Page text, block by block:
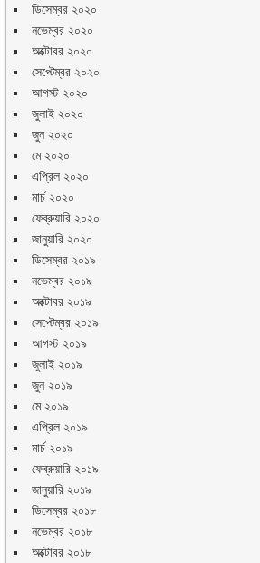
ডিসেম্বর ২০২০
নভেম্বর ২০২০
অক্টোবর ২০২০
সেপ্টেম্বর ২০২০
আগস্ট ২০২০
জুলাই ২০২০
জুন ২০২০
মে ২০২০
এপ্রিল ২০২০
মার্চ ২০২০
ফেব্রুয়ারি ২০২০
জানুয়ারি ২০২০
ডিসেম্বর ২০১৯
নভেম্বর ২০১৯
অক্টোবর ২০১৯
সেপ্টেম্বর ২০১৯
আগস্ট ২০১৯
জুলাই ২০১৯
জুন ২০১৯
মে ২০১৯
এপ্রিল ২০১৯
মার্চ ২০১৯
ফেব্রুয়ারি ২০১৯
জানুয়ারি ২০১৯
ডিসেম্বর ২০১৮
নভেম্বর ২০১৮
অক্টোবর ২০১৮